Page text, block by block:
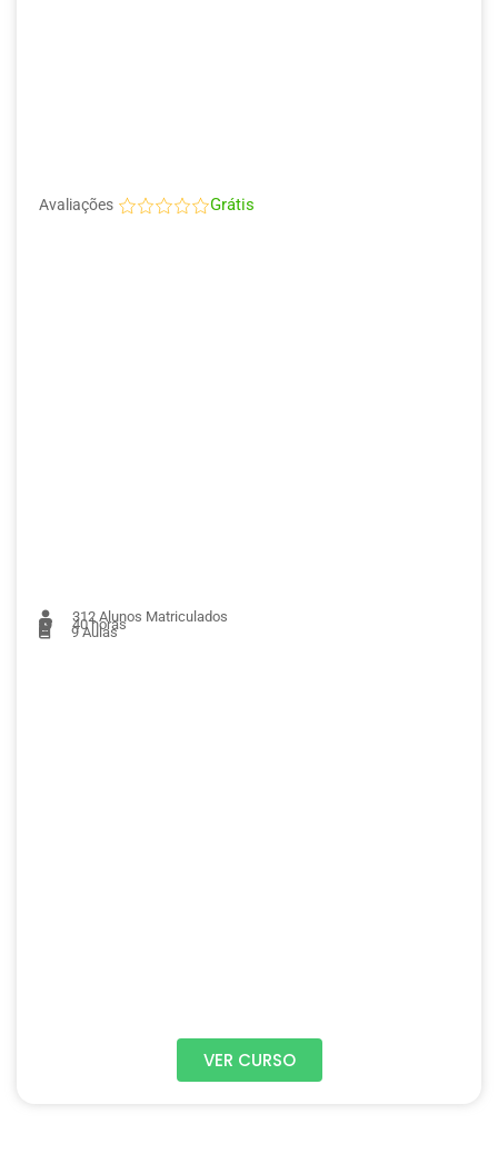
Avaliações Grátis
312 Alunos Matriculados
40 horas
9Aulas
VER CURSO